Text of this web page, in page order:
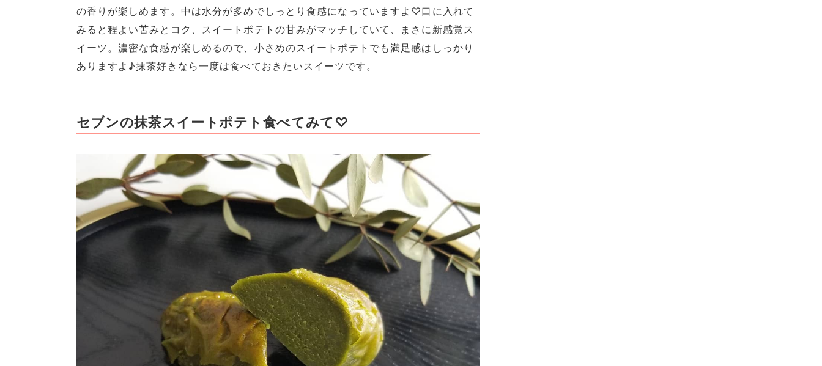
の香りが楽しめます。中は水分が多めでしっとり食感になっていますよ♡口に入れて
みると程よい苦みとコク、スイートポテトの甘みがマッチしていて、まさに新感覚ス
イーツ。濃密な食感が楽しめるので、小さめのスイートポテトでも満足感はしっかり
ありますよ♪抹茶好きなら一度は食べておきたいスイーツです。
セブンの抹茶スイートポテト食べてみて♡